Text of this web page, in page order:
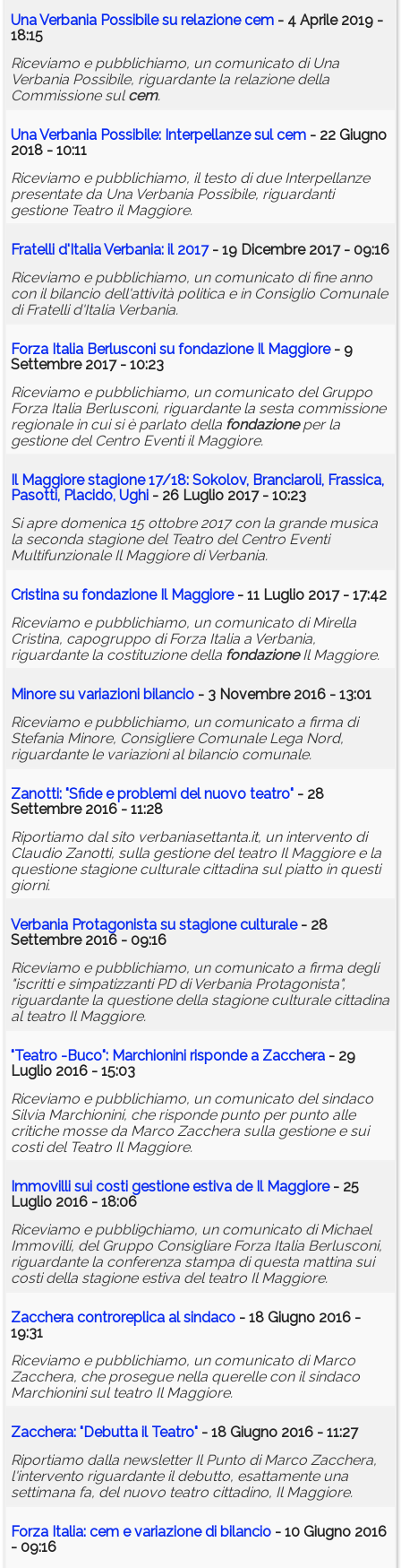
Una Verbania Possibile su relazionecem - 4 Aprile 2019 -
18:15
Riceviamo e pubblichiamo, un comunicato di Una
Verbania Possibile, riguardante la relazione della
Commissione sulcem.
Una Verbania Possibile: Interpellanze sulcem - 22 Giugno
2018 - 10:11
Riceviamo e pubblichiamo, il testo di due Interpellanze
presentate da Una Verbania Possibile, riguardanti
gestione Teatro il Maggiore.
Fratelli d'Italia Verbania: il 2017- 19 Dicembre 2017 - 09:16
Riceviamo e pubblichiamo, un comunicato di fine anno
con il bilancio dell'attività politica e in Consiglio Comunale
di Fratelli d'Italia Verbania.
Forza Italia Berlusconi su fondazioneIl Maggiore- 9
Settembre 2017 - 10:23
Riceviamo e pubblichiamo, un comunicato del Gruppo
Forza Italia Berlusconi, riguardante la sesta commissione
regionale in cui si è parlato della fondazioneper la
gestione del Centro Eventi il Maggiore.
Il Maggiore stagione 17/18: Sokolov, Branciaroli, Frassica,
Pasotti, Placido, Ughi - 26 Luglio 2017 - 10:23
Si apre domenica 15 ottobre 2017 con la grande musica
la seconda stagione del Teatro del Centro Eventi
Multifunzionale Il Maggiore di Verbania.
Cristina su fondazioneIl Maggiore- 11 Luglio 2017 - 17:42
Riceviamo e pubblichiamo, un comunicato di Mirella
Cristina, capogruppo di Forza Italia a Verbania,
riguardante la costituzione della fondazioneIl Maggiore.
Minore su variazioni bilancio - 3 Novembre 2016 - 13:01
Riceviamo e pubblichiamo, un comunicato a firma di
Stefania Minore, Consigliere Comunale Lega Nord,
riguardante le variazioni al bilancio comunale.
Zanotti: "Sfide e problemi del nuovo teatro" - 28
Settembre 2016 - 11:28
Riportiamo dal sito verbaniasettanta.it, un intervento di
Claudio Zanotti, sulla gestione del teatro Il Maggiore e la
questione stagione culturale cittadina sul piatto in questi
giorni.
Verbania Protagonista su stagione culturale- 28
Settembre 2016 - 09:16
Riceviamo e pubblichiamo, un comunicato a firma degli
"iscritti e simpatizzanti PD di Verbania Protagonista",
riguardante la questione della stagione culturale cittadina
al teatro Il Maggiore.
"Teatro -Buco": Marchionini risponde a Zacchera - 29
Luglio 2016 - 15:03
Riceviamo e pubblichiamo, un comunicato del sindaco
Silvia Marchionini, che risponde punto per punto alle
critiche mosse da Marco Zacchera sulla gestione e sui
costi del Teatro Il Maggiore.
Immovilli sui costi gestione estiva de Il Maggiore- 25
Luglio 2016 - 18:06
Riceviamo e pubbli9chiamo, un comunicato di Michael
Immovilli, del Gruppo Consigliare Forza Italia Berlusconi,
riguardante la conferenza stampa di questa mattina sui
costi della stagione estiva del teatro Il Maggiore.
Zacchera controreplica al sindaco - 18 Giugno 2016 -
19:31
Riceviamo e pubblichiamo, un comunicato di Marco
Zacchera, che prosegue nella querelle con il sindaco
Marchionini sul teatro Il Maggiore.
Zacchera: "Debutta il Teatro" - 18 Giugno 2016 - 11:27
Riportiamo dalla newsletter Il Punto di Marco Zacchera,
l'intervento riguardante il debutto, esattamente una
settimana fa, del nuovo teatro cittadino, Il Maggiore.
Forza Italia: cem e variazione di bilancio - 10 Giugno 2016
- 09:16